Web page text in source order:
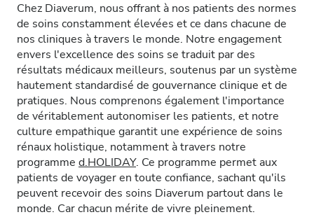
Chez Diaverum, nous offrant à nos patients des normes
de soins constamment élevées et ce dans chacune de
nos cliniques à travers le monde. Notre engagement
envers l'excellence des soins se traduit par des
résultats médicaux meilleurs, soutenus par un système
hautement standardisé de gouvernance clinique et de
pratiques. Nous comprenons également l'importance
de véritablement autonomiser les patients, et notre
culture empathique garantit une expérience de soins
rénaux holistique, notamment à travers notre
programme d.HOLIDAY. Ce programme permet aux
patients de voyager en toute confiance, sachant qu'ils
peuvent recevoir des soins Diaverum partout dans le
monde. Car chacun mérite de vivre pleinement.